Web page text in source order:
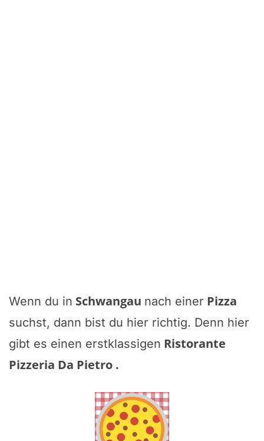
Wenn du in Schwangau nach einer Pizza
suchst, dann bist du hier richtig. Denn hier
gibt es einen erstklassigen Ristorante
Pizzeria Da Pietro .